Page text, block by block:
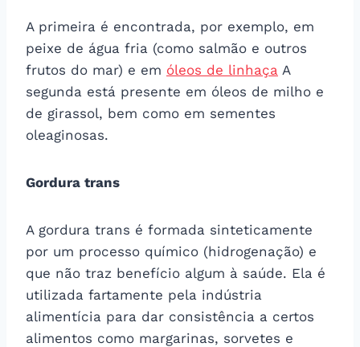
A primeira é encontrada, por exemplo, em
peixe de água fria (como salmão e outros
frutos do mar) e em óleos de linhaça A
segunda está presente em óleos de milho e
de girassol, bem como em sementes
oleaginosas.
Gordura trans
A gordura trans é formada sinteticamente
por um processo químico (hidrogenação) e
que não traz benefício algum à saúde. Ela é
utilizada fartamente pela indústria
alimentícia para dar consistência a certos
alimentos como margarinas, sorvetes e